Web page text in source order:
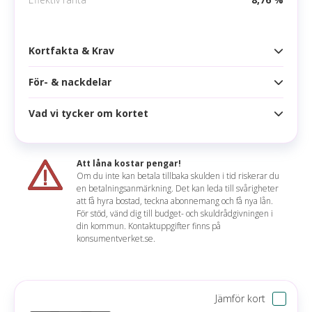
Kortfakta & Krav
Kortfakta
Årsavgift
Ränta
Effektiv ränta
8,76 %
Räntefritt
45 dagar
Korttyp
För- & nackdelar
Fördelar
Concierge Service
Lounge Access
Flera rabatter och försäkringar
Nackdelar
Vad vi tycker om kortet
Lozan sammanfattar
Danske Bank Platinum är ett passande resekort
för dig som vill ha mer exklusiva reseförmåner
Att låna kostar pengar!
Om du inte kan betala tillbaka skulden i tid riskerar du
en betalningsanmärkning. Det kan leda till svårigheter
att få hyra bostad, teckna abonnemang och få nya lån.
För stöd, vänd dig till budget- och skuldrådgivningen i
din kommun. Kontaktuppgifter finns på
konsumentverket.se.
Jämför kort